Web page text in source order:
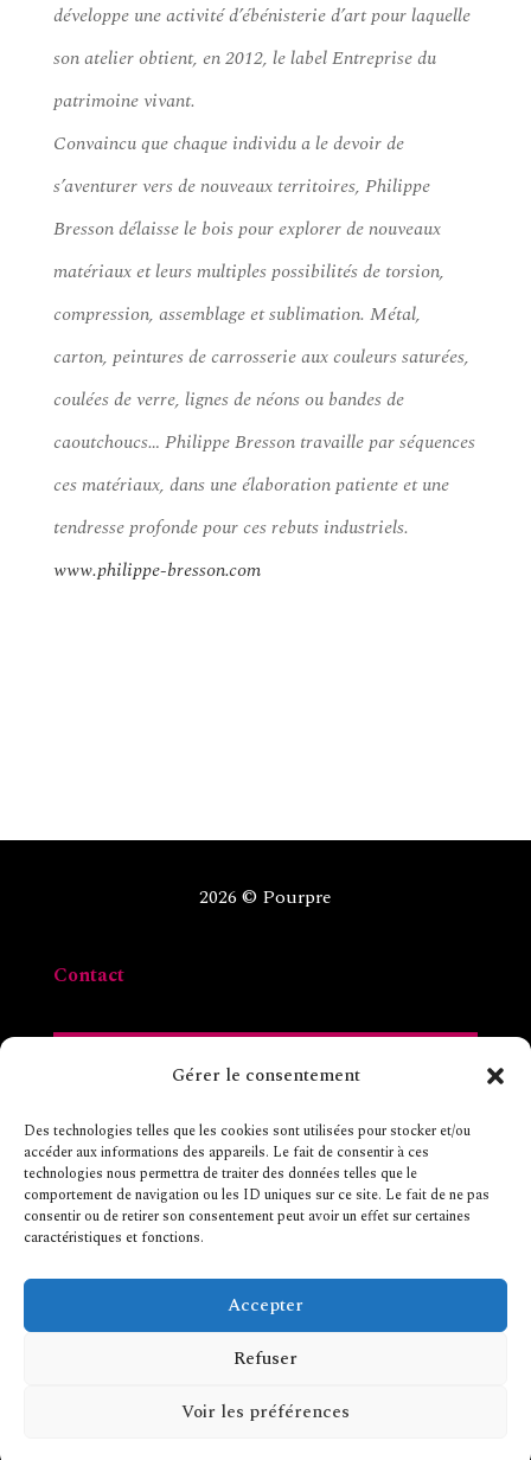
Gérer le consentement
Des technologies telles que les cookies sont utilisées pour stocker et/ou
accéder aux informations des appareils. Le fait de consentir à ces
technologies nous permettra de traiter des données telles que le
comportement de navigation ou les ID uniques sur ce site. Le fait de ne pas
consentir ou de retirer son consentement peut avoir un effet sur certaines
caractéristiques et fonctions.
Accepter
Refuser
Voir les préférences
développe une activité d’ébénisterie d’art pour laquelle
son atelier obtient, en 2012, le label Entreprise du
patrimoine vivant.
Convaincu que chaque individu a le devoir de
s’aventurer vers de nouveaux territoires, Philippe
Bresson délaisse le bois pour explorer de nouveaux
matériaux et leurs multiples possibilités de torsion,
compression, assemblage et sublimation. Métal,
carton, peintures de carrosserie aux couleurs saturées,
coulées de verre, lignes de néons ou bandes de
caoutchoucs… Philippe Bresson travaille par séquences
ces matériaux, dans une élaboration patiente et une
tendresse profonde pour ces rebuts industriels.
www.philippe-bresson.com
2026 © Pourpre
Contact
14 + 9 =